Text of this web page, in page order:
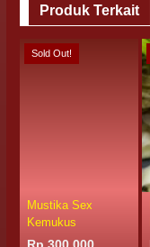
Produk Terkait
Sold Out!
Mustika Sex
Kemukus